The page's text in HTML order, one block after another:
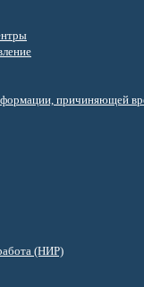
причиняющей
(НИР)